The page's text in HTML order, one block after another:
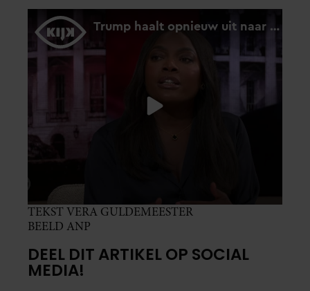
TEKST VERA GULDEMEESTER
BEELD ANP
DEEL DIT ARTIKEL OP SOCIAL
MEDIA!